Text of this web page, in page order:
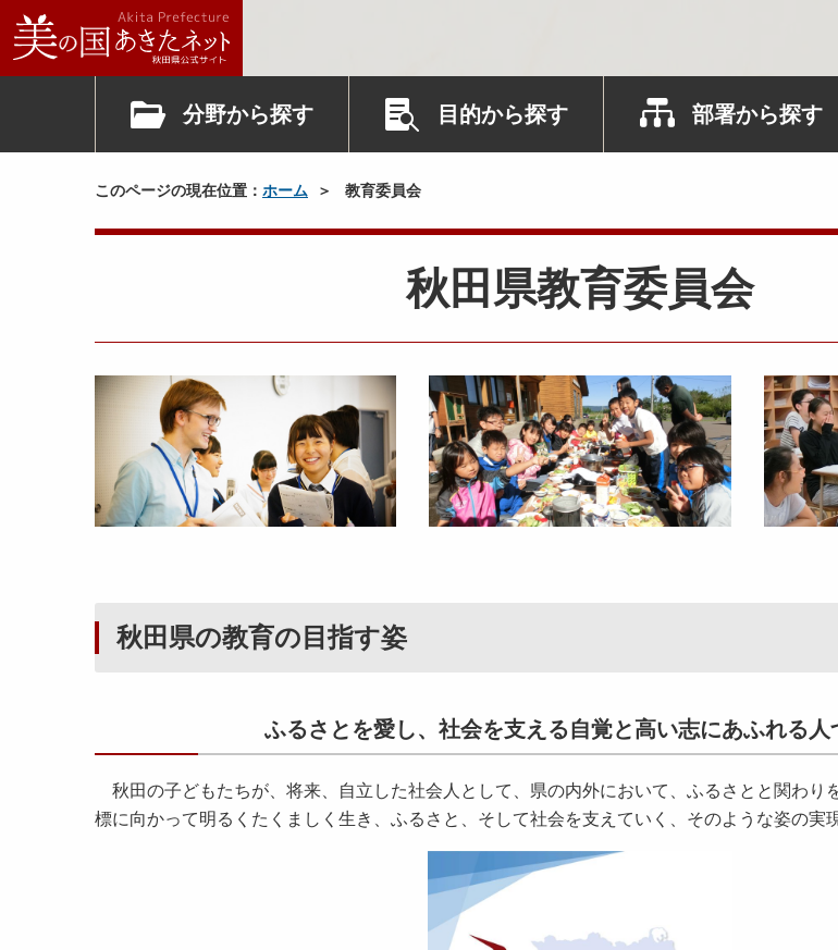
分野から探す 目的から探す 部署から探す
このページの現在位置： ホーム 教育委員会
秋田県教育委員会
秋田県の教育の目指す姿
ふるさとを愛し、社会を支える自覚と高い志にあふれる人
秋田の子どもたちが、将来、自立した社会人として、県の内外において、ふるさとと関わり
標に向かって明るくたくましく生き、ふるさと、そして社会を支えていく、そのような姿の実